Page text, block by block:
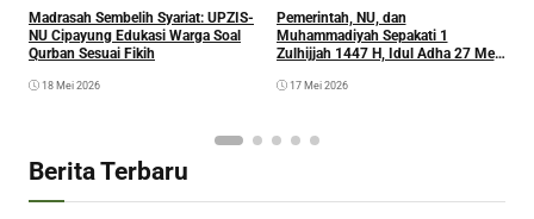
Madrasah Sembelih Syariat: UPZIS-
NU Cipayung Edukasi Warga Soal
Qurban Sesuai Fikih
18 Mei 2026
Pemerintah, NU, dan
Muhammadiyah Sepakati 1
Zulhijjah 1447 H, Idul Adha 27 Mei
17 Mei 2026
Berita Terbaru